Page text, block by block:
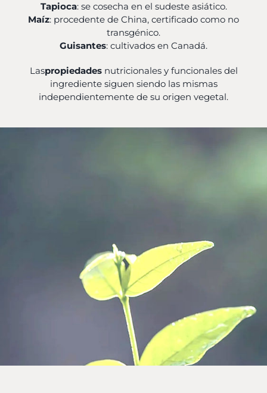
Tapioca: se cosecha en el sudeste asiático.
Maíz: procedente de China, certificado como no
transgénico.
Guisantes: cultivados en Canadá.
Laspropiedadesnutricionales y funcionales del
ingrediente siguen siendo las mismas
independientemente de su origen vegetal.